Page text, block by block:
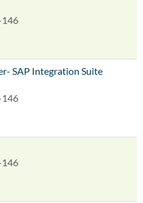
146
SAP Integration Suite
146
146